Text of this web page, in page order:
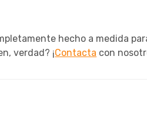
hecho a medida
verdad? ¡Contacta con